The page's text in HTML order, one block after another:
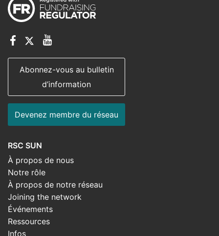
Abonnez-vous au bulletin
d’information
Devenez membre du réseau
RSC SUN
À propos de nous
Notre rôle
À propos de notre réseau
Joining the network
Événements
Ressources
Infos